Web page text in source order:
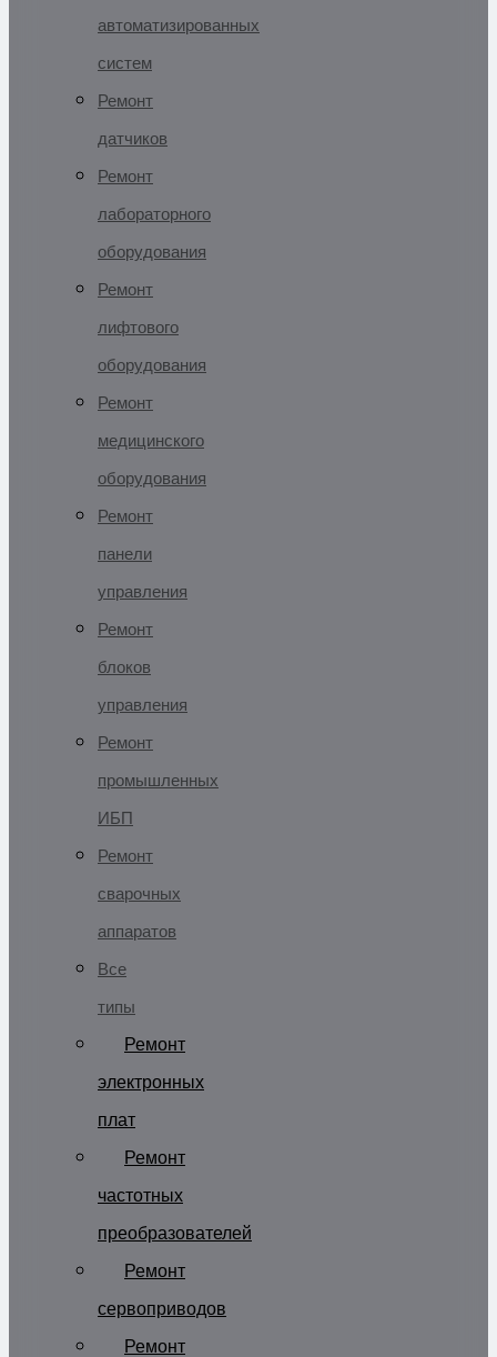
автоматизированных
систем
Ремонт
датчиков
Ремонт
лабораторного
оборудования
Ремонт
лифтового
оборудования
Ремонт
медицинского
оборудования
Ремонт
панели
управления
Ремонт
блоков
управления
Ремонт
промышленных
ИБП
Ремонт
сварочных
аппаратов
Все
типы
Ремонт
электронных
плат
Ремонт
частотных
преобразователей
Ремонт
сервоприводов
Ремонт